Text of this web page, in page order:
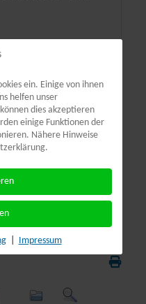
ein. Einige von ihnen
helfen unser
dies akzeptieren
einige Funktionen der
Nähere Hinweise
Impressum